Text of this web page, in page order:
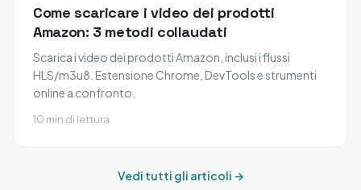
Come scaricare i video dei prodotti
Amazon: 3 metodi collaudati
Scarica i video dei prodotti Amazon, inclusi i flussi
HLS/m3u8. Estensione Chrome, DevTools e strumenti
online a confronto.
10 min di lettura
Vedi tutti gli articoli →